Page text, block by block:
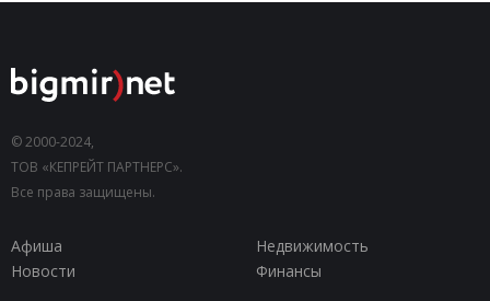
© 2000-2024,
ТОВ «КЕПРЕЙТ ПАРТНЕРС».
Все права защищены.
Афиша
Недвижимость
Новости
Финансы